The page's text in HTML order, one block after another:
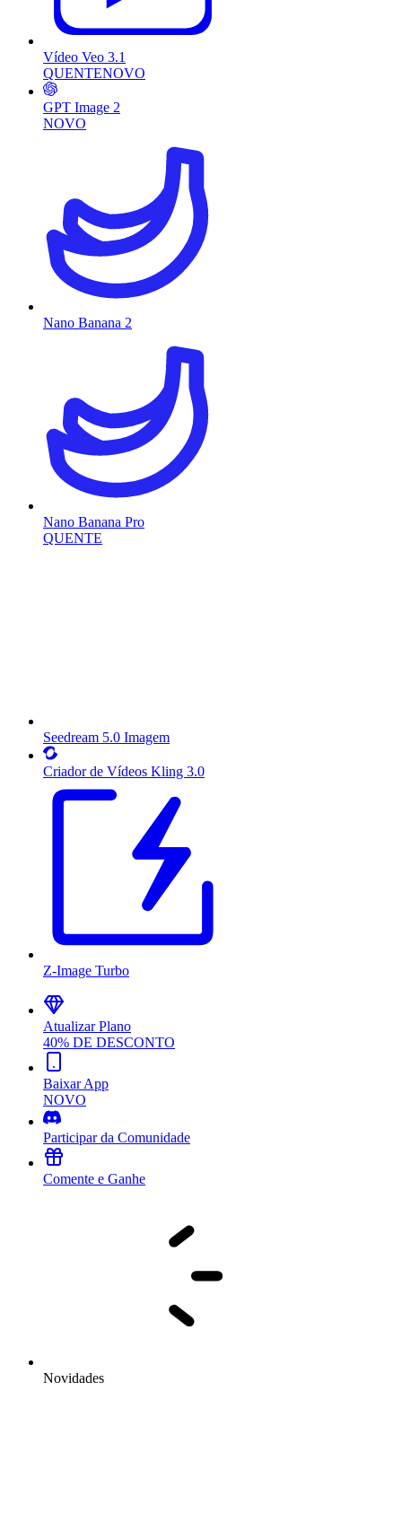
Vídeo Veo 3.1
QUENTENOVO
GPT Image 2
NOVO
Nano Banana 2
Nano Banana Pro
QUENTE
Seedream 5.0 Imagem
Criador de Vídeos Kling 3.0
Z-Image Turbo
Atualizar Plano
40% DE DESCONTO
Baixar App
NOVO
Participar da Comunidade
Comente e Ganhe
Novidades